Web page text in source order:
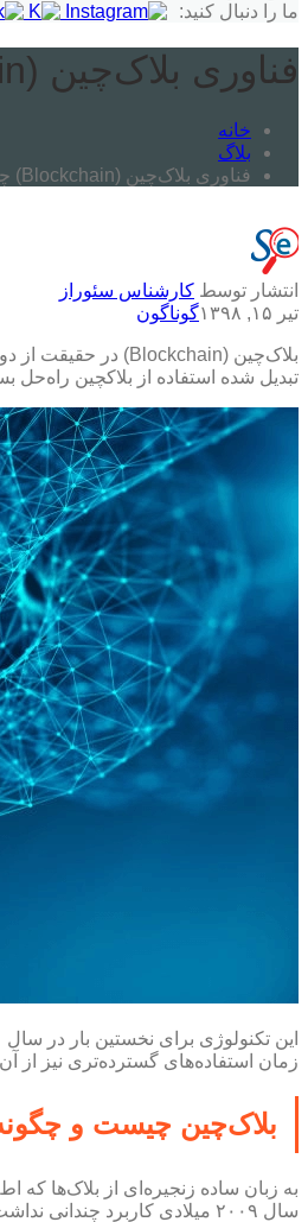
ما را دنبال کنید:
فناوری بلاک‌چین (Blockchain) چیست و چگونه کار می‌کند؟
خانه
بلاگ
فناوری بلاک‌چین (Blockchain) چیست و چگونه کار می‌کند؟
انتشار توسط کارشناس سئوراز
تیر ۱۵, ۱۳۹۸
گوناگون
تبدیل شده استفاده از بلاکچین راه‌حل
زمان استفاده‌های گسترده‌تری نیز از
بلاک‌چین چیست و
به زبان ساده زنجیره‌ای از بلاک‌ها که
سال ۲۰۰۹ میلادی کاربرد چندانی نداشت، تا اینکه ساتوشی ناکاموت با ابداع